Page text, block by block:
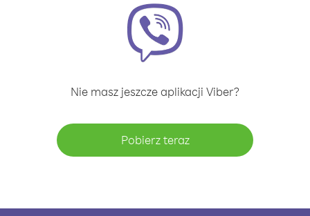
Nie masz jeszcze aplikacji Viber?
Pobierz teraz